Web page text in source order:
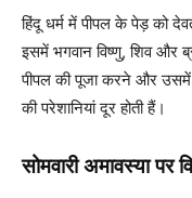
हिंदू धर्म में पीपल के पेड़ को
इसमें भगवान विष्णु, शिव और
पीपल की पूजा करने और उसमें
की परेशानियां दूर होती हैं।
सोमवारी अमावस्या पर